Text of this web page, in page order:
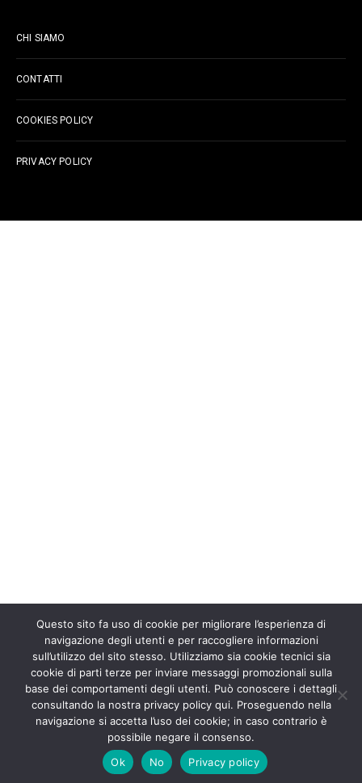
CHI SIAMO
CONTATTI
COOKIES POLICY
PRIVACY POLICY
Questo sito fa uso di cookie per migliorare l’esperienza di
navigazione degli utenti e per raccogliere informazioni
sull’utilizzo del sito stesso. Utilizziamo sia cookie tecnici sia
cookie di parti terze per inviare messaggi promozionali sulla
base dei comportamenti degli utenti. Può conoscere i dettagli
consultando la nostra privacy policy qui. Proseguendo nella
navigazione si accetta l’uso dei cookie; in caso contrario è
possibile negare il consenso.
Ok
No Privacy policy